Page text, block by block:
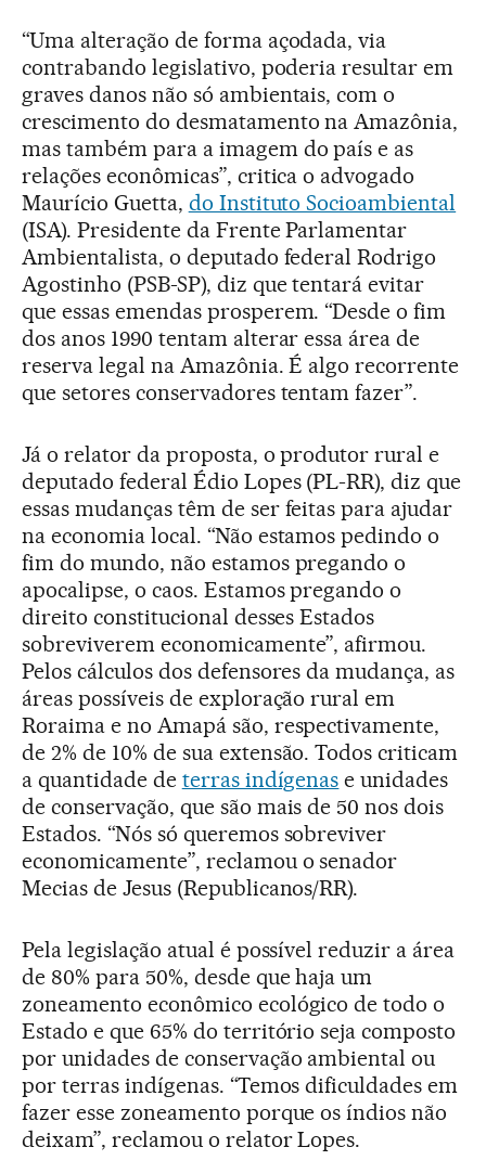
“Uma alteração de forma açodada, via
contrabando legislativo, poderia resultar em
graves danos não só ambientais, com o
crescimento do desmatamento na Amazônia,
mas também para a imagem do país e as
relações econômicas”, critica o advogado
Maurício Guetta, do Instituto Socioambiental
(ISA). Presidente da Frente Parlamentar
Ambientalista, o deputado federal Rodrigo
Agostinho (PSB-SP), diz que tentará evitar
que essas emendas prosperem. “Desde o fim
dos anos 1990 tentam alterar essa área de
reserva legal na Amazônia. É algo recorrente
que setores conservadores tentam fazer”.
Já o relator da proposta, o produtor rural e
deputado federal Édio Lopes (PL-RR), diz que
essas mudanças têm de ser feitas para ajudar
na economia local. “Não estamos pedindo o
fim do mundo, não estamos pregando o
apocalipse, o caos. Estamos pregando o
direito constitucional desses Estados
sobreviverem economicamente”, afirmou.
Pelos cálculos dos defensores da mudança, as
áreas possíveis de exploração rural em
Roraima e no Amapá são, respectivamente,
de 2% de 10% de sua extensão. Todos criticam
a quantidade de terras indígenas e unidades
de conservação, que são mais de 50 nos dois
Estados. “Nós só queremos sobreviver
economicamente”, reclamou o senador
Mecias de Jesus (Republicanos/RR).
Pela legislação atual é possível reduzir a área
de 80% para 50%, desde que haja um
zoneamento econômico ecológico de todo o
Estado e que 65% do território seja composto
por unidades de conservação ambiental ou
por terras indígenas. “Temos dificuldades em
fazer esse zoneamento porque os índios não
deixam”, reclamou o relator Lopes.